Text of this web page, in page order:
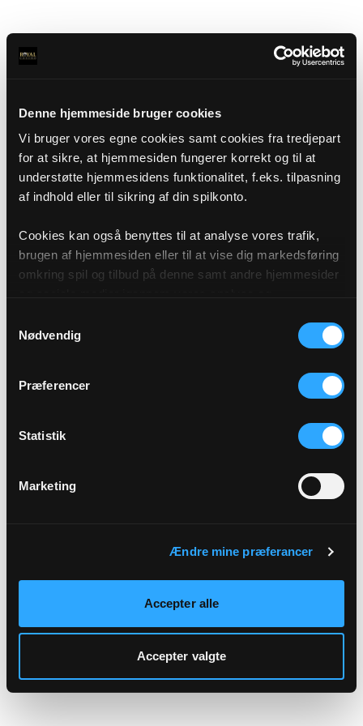
Denne hjemmeside bruger cookies
Vi bruger vores egne cookies samt cookies fra tredjepart
for at sikre, at hjemmesiden fungerer korrekt og til at
understøtte hjemmesidens funktionalitet, f.eks. tilpasning
af indhold eller til sikring af din spilkonto.
Cookies kan også benyttes til at analyse vores trafik,
brugen af hjemmesiden eller til at vise dig markedsføring
omkring spil og tilbud på denne samt andre hjemmesider
af cookies under "Detaljer" eller ved at klikke videre til
vores Cookiepolitik, som du finder i bunden af vores
Nødvendig
Præferencer
Statistik
Marketing
Ændre mine præferancer
Accepter alle
Accepter valgte